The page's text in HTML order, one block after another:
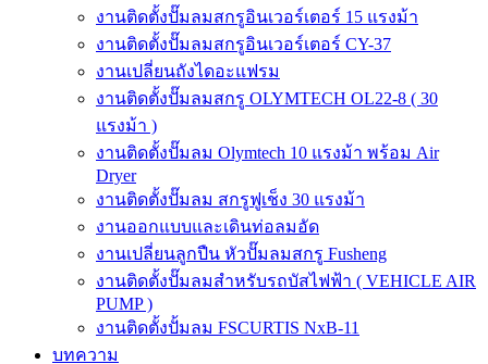
งานติดตั้งปั๊มลมสกรูอินเวอร์เตอร์ 15 แรงม้า
งานติดตั้งปั๊มลมสกรูอินเวอร์เตอร์ CY-37
งานเปลี่ยนถังไดอะแฟรม
งานติดตั้งปั๊มลมสกรู OLYMTECH OL22-8 ( 30
แรงม้า )
งานติดตั้งปั๊มลม Olymtech 10 แรงม้า พร้อม Air
Dryer
งานติดตั้งปั๊มลม สกรูฟูเช็ง 30 แรงม้า
งานออกแบบและเดินท่อลมอัด
งานเปลี่ยนลูกปืน หัวปั๊มลมสกรู Fusheng
งานติดตั้งปั๊มลมสำหรับรถบัสไฟฟ้า ( VEHICLE AIR
PUMP )
งานติดตั้งปั้มลม FSCURTIS NxB-11
บทความ